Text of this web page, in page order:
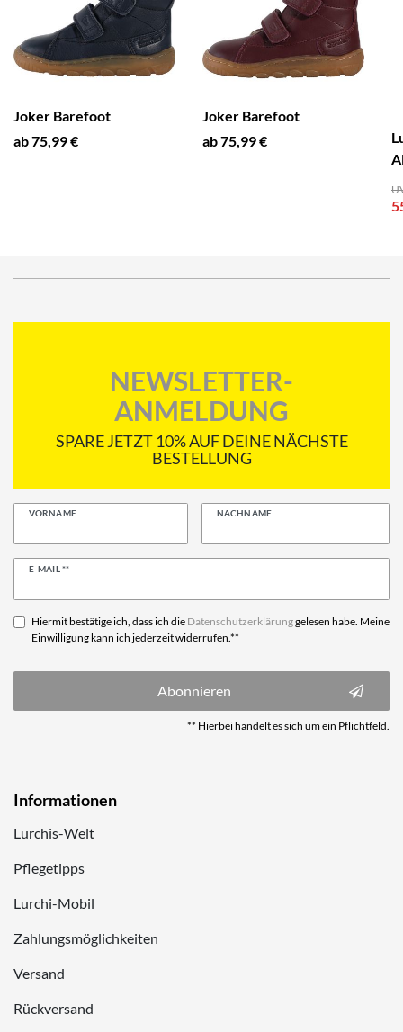
Joker Barefoot
ab 75,99 €
Joker Barefoot
ab 75,99 €
NEWSLETTER-
ANMELDUNG
SPARE JETZT 10% AUF DEINE NÄCHSTE
BESTELLUNG
VORNAME NACHNAME
E-MAIL **
Newsletter
Hiermit bestätige ich, dass ich die Daten­schutz­erklärunggelesen habe. Meine
Einwilligung kann ich jederzeit widerrufen.**
Abonnieren
** Hierbei handelt es sich um ein Pflichtfeld.
Informationen
Lurchis-Welt
Pflegetipps
Lurchi-Mobil
Zahlungsmöglichkeiten
Versand
Rückversand